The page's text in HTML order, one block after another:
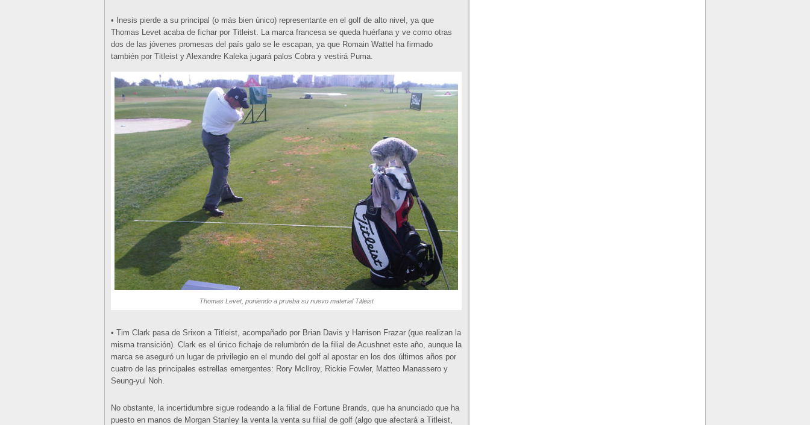
• Inesis pierde a su principal (o más bien único) representante en el golf de alto nivel, ya que
Thomas Levet acaba de fichar por Titleist. La marca francesa se queda huérfana y ve como otras
dos de las jóvenes promesas del país galo se le escapan, ya que Romain Wattel ha firmado
también por Titleist y Alexandre Kaleka jugará palos Cobra y vestirá Puma.
Thomas Levet, poniendo a prueba su nuevo material Titleist
• Tim Clark pasa de Srixon a Titleist, acompañado por Brian Davis y Harrison Frazar (que realizan la
misma transición). Clark es el único fichaje de relumbrón de la filial de Acushnet este año, aunque la
marca se aseguró un lugar de privilegio en el mundo del golf al apostar en los dos últimos años por
cuatro de las principales estrellas emergentes: Rory McIlroy, Rickie Fowler, Matteo Manassero y
Seung-yul Noh.
No obstante, la incertidumbre sigue rodeando a la filial de Fortune Brands, que ha anunciado que ha
puesto en manos de Morgan Stanley la venta la venta su filial de golf (algo que afectará a Titleist,